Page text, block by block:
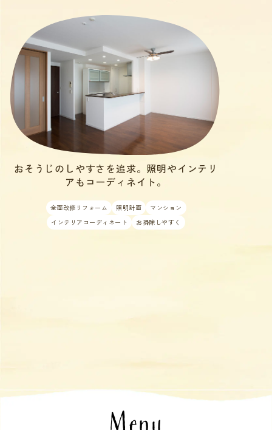
おそうじのしやすさを追求。照明やインテリ
アもコーディネイト。
全面改修リフォーム 照明計画
マンション
インテリアコーディネート
お掃除しやすく